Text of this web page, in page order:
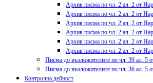
Архив писма по чл. 2 ал. 2 от
Архив писма по чл. 2 ал. 2 от
Архив писма по чл. 2 ал. 2 от
Архив писма по чл. 2 ал. 2 от
Архив писма по чл. 2 ал. 2 от
Архив писма по чл. 2 ал. 2 от
Писма до възложителите по чл. 39 ал. 5
Писма до възложителите по чл. 36 ал. 5
Контролна дейност